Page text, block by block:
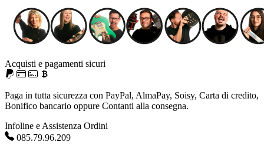
Acquisti e pagamenti sicuri
Paga in tutta sicurezza con PayPal, AlmaPay, Soisy, Carta di credito,
Bonifico bancario oppure Contanti alla consegna.
Infoline e Assistenza Ordini
085.79.96.209